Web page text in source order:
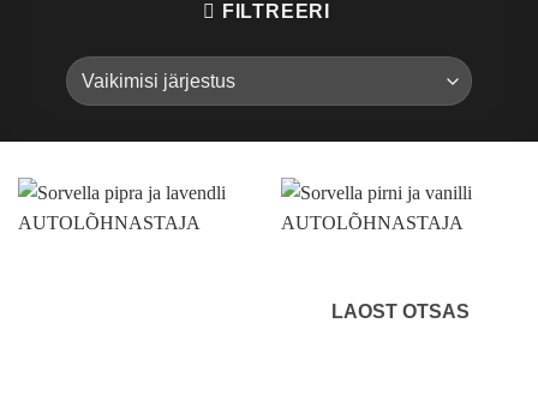
FILTREERI
LAOST OTSAS